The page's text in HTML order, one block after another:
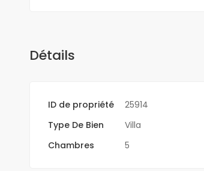
Détails
ID de propriété 25914
Type De Bien
Villa
Chambres
5